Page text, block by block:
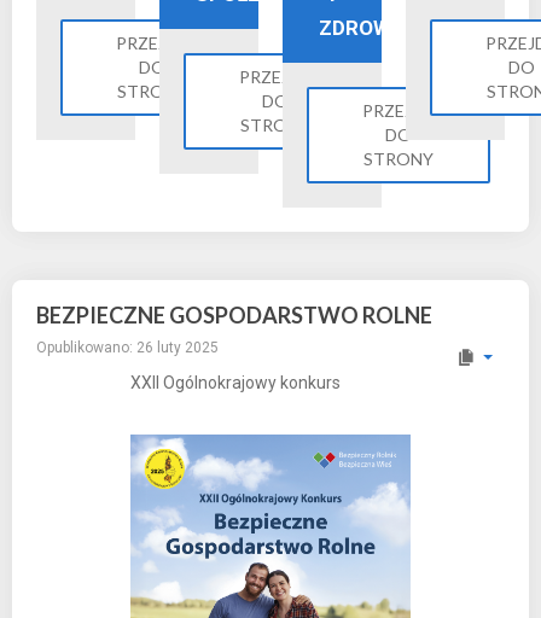
PRZEJDŹ
DO
STRONY
PRZEJDŹ
DO
STRONY
ZDROWIE
PRZEJDŹ
DO
STRONY
DO
BEZPIECZNE GOSPODARSTWO ROLNE
Opublikowano: 26 luty 2025
XXII Ogólnokrajowy konkurs